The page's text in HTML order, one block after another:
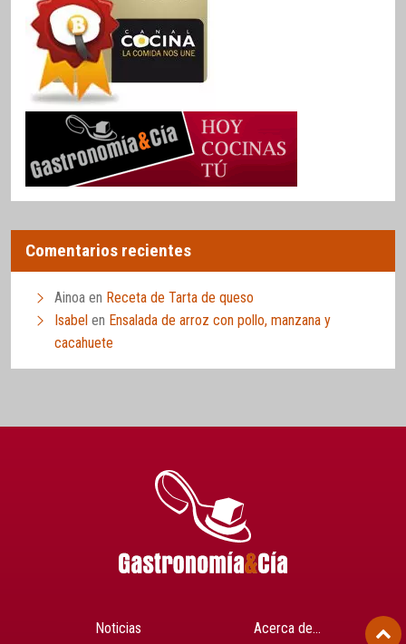
Comentarios recientes
Ainoa en Receta de Tarta de queso
Isabel en Ensalada de arroz con pollo, manzana y
cacahuete
Noticias Acerca de…